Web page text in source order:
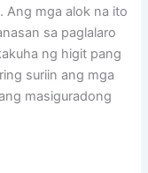
Ang mga alok na ito
sa paglalaro
ng higit pang
suriin ang mga
masiguradong